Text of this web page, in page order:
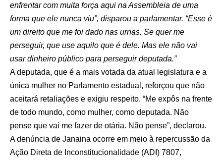
enfrentar com muita força aqui na Assembleia de uma
forma que ele nunca viu”, disparou a parlamentar. “Esse é
um direito que me foi dado nas urnas. Se quer me
perseguir, que use aquilo que é dele. Mas ele não vai
usar dinheiro público para perseguir deputada.”
A deputada, que é a mais votada da atual legislatura e a
única mulher no Parlamento estadual, reforçou que não
aceitará retaliações e exigiu respeito. “Me expôs na frente
de todo mundo, como mulher, como deputada. Não
pense que vai me fazer de otária. Não pense”, declarou.
A denúncia de Janaina ocorre em meio à repercussão da
Ação Direta de Inconstitucionalidade (ADI) 7807,